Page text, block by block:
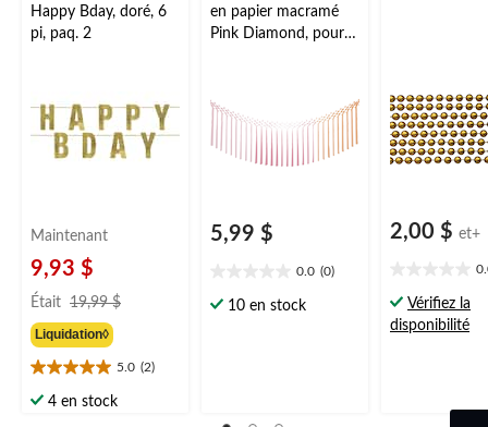
Happy Bday, doré, 6
pi, paq. 2
Maintenant
9,93 $
Était 19,99 $
Liquidation◊
5.0 (2)
5.0
étoile(s)
4 en stock
en papier macramé
Pink Diamond, pour
jeune fille, plusieurs
couleurs, 6 pi
5,99 $
0.0 (0)
étoile(s)
10 en stock
2,00 $ et+
étoile(s)
sur
Vérifiez la
disponibilité